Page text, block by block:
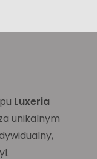
Luxeria
unikalnym